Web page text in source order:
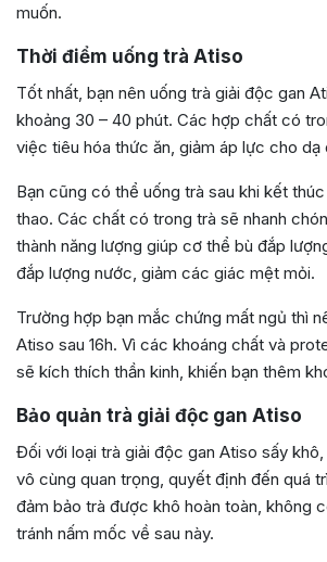
muốn.
Thời điểm uống trà Atiso
Tốt nhất, bạn nên uống trà giải độc gan
khoảng 30 – 40 phút. Các hợp chất có
việc tiêu hóa thức ăn, giảm áp lực cho dạ
Bạn cũng có thể uống trà sau khi kết
thao. Các chất có trong trà sẽ nhanh
thành năng lượng giúp cơ thể bù đắp
đắp lượng nước, giảm các giác mệt mỏi.
Trường hợp bạn mắc chứng mất ngủ thì
Atiso sau 16h. Vì các khoáng chất và
sẽ kích thích thần kinh, khiến bạn thêm
Bảo quản trà giải độc gan Atiso
Đối với loại trà giải độc gan Atiso sấy
vô cùng quan trọng, quyết định đến quá
đảm bảo trà được khô hoàn toàn, không
tránh nấm mốc về sau này.